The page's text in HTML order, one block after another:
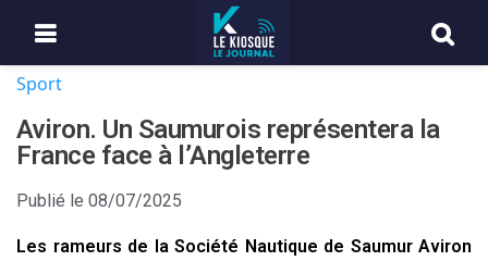
Sport
Aviron. Un Saumurois représentera la
France face à l’Angleterre
Publié le 08/07/2025
Les rameurs de la Société Nautique de Saumur Aviron